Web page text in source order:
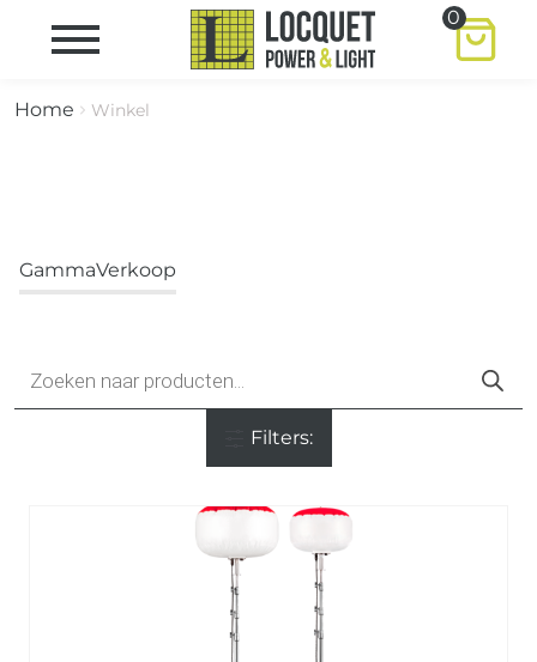
0
Home Winkel
GammaVerkoop
zoeken
Filters: